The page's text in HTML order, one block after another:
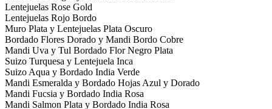
Lentejuelas Rose Gold
Lentejuelas Rojo Bordo
Muro Plata y Lentejuelas Plata Oscuro
Bordado Flores Dorado y Mandi Bordo Cobre
Mandi Uva y Tul Bordado Flor Negro Plata
Suizo Turquesa y Lentejuela Inca
Suizo Aqua y Bordado India Verde
Mandi Esmeralda y Bordado Hojas Azul y Dorado
Mandi Fucsia y Bordado India Rosa
Mandi Salmon Plata y Bordado India Rosa